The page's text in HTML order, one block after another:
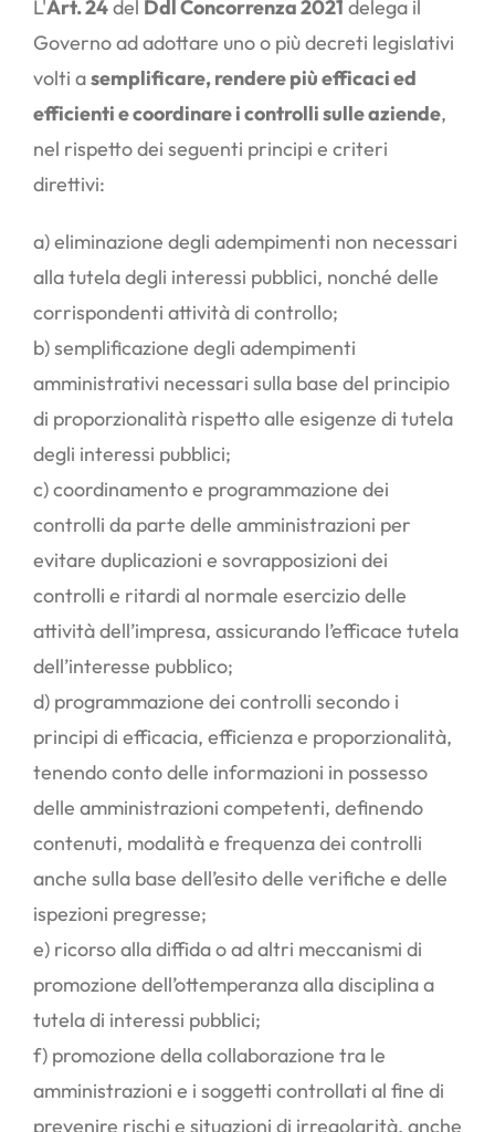
L'Art. 24del Ddl Concorrenza 2021 delega il
Governo ad adottare uno o più decreti legislativi
volti asemplificare, rendere più efficaci ed
efficienti e coordinare i controlli sulle aziende,
nel rispetto dei seguenti principi e criteri
direttivi:
a) eliminazione degli adempimenti non necessari
alla tutela degli interessi pubblici, nonché delle
corrispondenti attività di controllo;
b) semplificazione degli adempimenti
amministrativi necessari sulla base del principio
di proporzionalità rispetto alle esigenze di tutela
degli interessi pubblici;
c) coordinamento e programmazione dei
controlli da parte delle amministrazioni per
evitare duplicazioni e sovrapposizioni dei
controlli e ritardi al normale esercizio delle
attività dell’impresa, assicurando l’efficace tutela
dell’interesse pubblico;
d) programmazione dei controlli secondo i
principi di efficacia, efficienza e proporzionalità,
tenendo conto delle informazioni in possesso
delle amministrazioni competenti, definendo
contenuti, modalità e frequenza dei controlli
anche sulla base dell’esito delle verifiche e delle
ispezioni pregresse;
e) ricorso alla diffida o ad altri meccanismi di
promozione dell’ottemperanza alla disciplina a
tutela di interessi pubblici;
f) promozione della collaborazione tra le
amministrazioni e i soggetti controllati al fine di
prevenire rischi e situazioni di irregolarità, anche